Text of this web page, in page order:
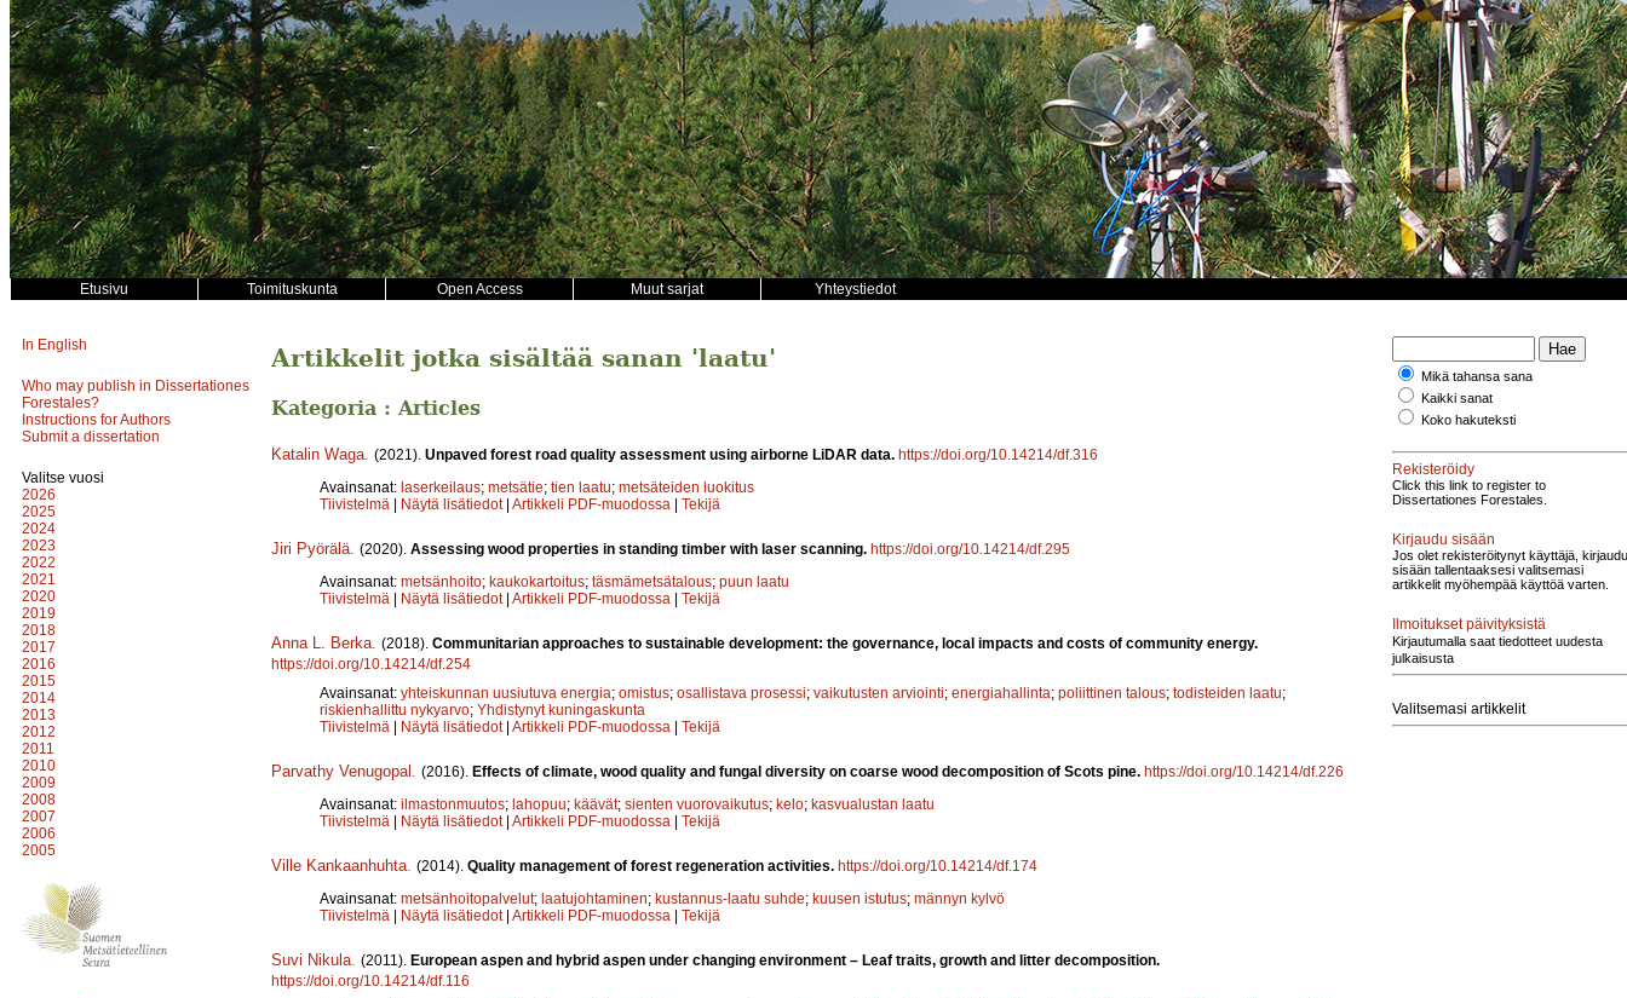
Etusivu Toimituskunta Open Access Muut sarjat Yhteystiedot
In English
Who may publish in Dissertationes
Forestales?
Instructions for Authors
Submit a dissertation
Valitse vuosi
2026
2025
2024
2023
2022
2021
2020
2019
2018
2017
2016
2015
2014
2013
2012
2011
2010
2009
2008
2007
2006
2005
Artikkelit jotka sisältää sanan 'laatu'
Kategoria : Articles
Katalin Waga (2021). Unpaved forest road quality assessment using airborne LiDAR data. https://doi.org/10.14214/df.316
Avainsanat: laserkeilaus; metsätie; tien laatu; metsäteiden luokitus
Tiivistelmä | Näytä lisätiedot | Artikkeli PDF-muodossa | Tekijä
Jiri Pyörälä (2020). Assessing wood properties in standing timber with laser scanning. https://doi.org/10.14214/df.295
Avainsanat: metsänhoito; kaukokartoitus; täsmämetsätalous; puun laatu
Tiivistelmä | Näytä lisätiedot | Artikkeli PDF-muodossa | Tekijä
Anna L. Berka (2018). Communitarian approaches to sustainable development: the governance, local impacts and costs of community energy.
https://doi.org/10.14214/df.254
Avainsanat: yhteiskunnan uusiutuva energia; omistus; osallistava prosessi; vaikutusten arviointi; energiahallinta; poliittinen talous; todisteiden laatu;
riskienhallittu nykyarvo; Yhdistynyt kuningaskunta
Tiivistelmä | Näytä lisätiedot | Artikkeli PDF-muodossa | Tekijä
Parvathy Venugopal (2016). Effects of climate, wood quality and fungal diversity on coarse wood decomposition of Scots pine. https://doi.org/10.14214/df.226
Avainsanat: ilmastonmuutos; lahopuu; käävät; sienten vuorovaikutus; kelo; kasvualustan laatu
Tiivistelmä | Näytä lisätiedot | Artikkeli PDF-muodossa | Tekijä
Ville Kankaanhuhta (2014). Quality management of forest regeneration activities. https://doi.org/10.14214/df.174
Avainsanat: metsänhoitopalvelut; laatujohtaminen; kustannus-laatu suhde; kuusen istutus; männyn kylvö
Tiivistelmä | Näytä lisätiedot | Artikkeli PDF-muodossa | Tekijä
Suvi Nikula (2011). European aspen and hybrid aspen under changing environment – Leaf traits, growth and litter decomposition.
https://doi.org/10.14214/df.116
Mikä tahansa sana
Kaikki sanat
Koko hakuteksti
Rekisteröidy
Click this link to register to
Dissertationes Forestales.
Kirjaudu sisään
Jos olet rekisteröitynyt käyttäjä, kirjaudu
sisään tallentaaksesi valitsemasi
artikkelit myöhempää käyttöä varten.
Ilmoitukset päivityksistä
Kirjautumalla saat tiedotteet uudesta
julkaisusta
Valitsemasi artikkelit